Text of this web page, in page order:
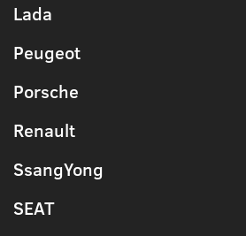
Lada
Peugeot
Porsche
Renault
SsangYong
SEAT